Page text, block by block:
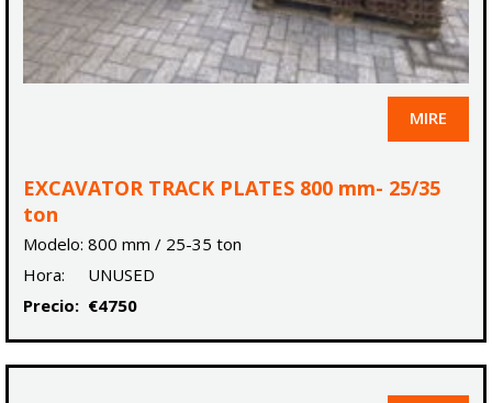
MIRE
EXCAVATOR TRACK PLATES 800 mm- 25/35
ton
Modelo: 800 mm / 25-35 ton
Hora:
UNUSED
Precio: €4750